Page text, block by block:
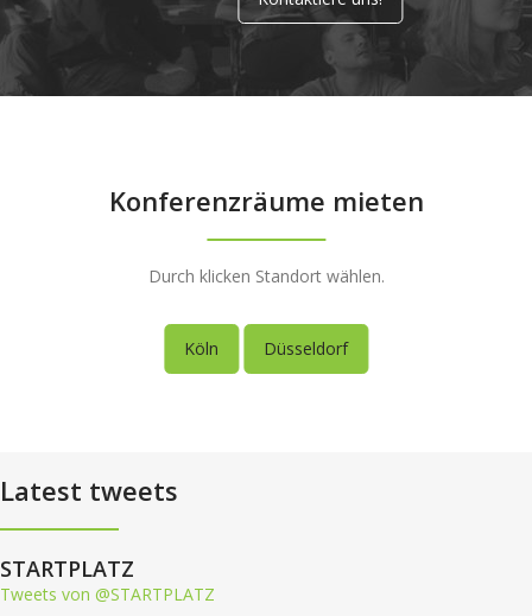
Konferenzräume mieten
Durch klicken Standort wählen.
Köln Düsseldorf
Latest tweets
STARTPLATZ
Tweets von @STARTPLATZ